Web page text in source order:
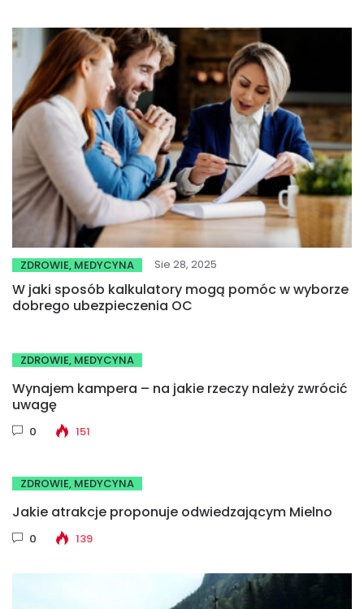
ZDROWIE, MEDYCYNA Sie 28, 2025
W jaki sposób kalkulatory mogą pomóc w wyborze
dobrego ubezpieczenia OC
ZDROWIE, MEDYCYNA
Wynajem kampera – na jakie rzeczy należy zwrócić
uwagę
0 151
ZDROWIE, MEDYCYNA
Jakie atrakcje proponuje odwiedzającym Mielno
0 139